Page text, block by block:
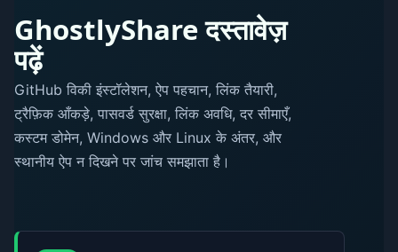
GhostlyShare दस्तावेज़
पढ़ें
GitHub विकी इंस्टॉलेशन, ऐप पहचान, लिंक तैयारी,
ट्रैफ़िक आँकड़े, पासवर्ड सुरक्षा, लिंक अवधि, दर सीमाएँ,
कस्टम डोमेन, Windows और Linux के अंतर, और
स्थानीय ऐप न दिखने पर जांच समझाता है।